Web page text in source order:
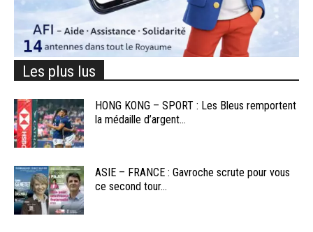
Les plus lus
HONG KONG – SPORT : Les Bleus remportent
la médaille d’argent...
ASIE – FRANCE : Gavroche scrute pour vous
ce second tour...